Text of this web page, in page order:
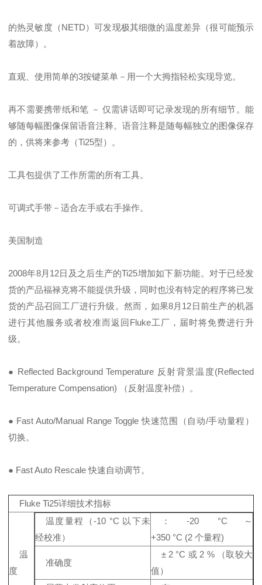
的热灵敏度（NETD）可发现极其细微的温度差异（很可能预示
着故障）。
直观、使用简单的3按键菜单－用一个大拇指轻松实现导览。
再不需要携带纸和笔 － 仅需讲话即可记录发现的所有细节。能
够随每幅图像保留语音注释。语音注释是随每幅独立的图像保存
的，供将来参考（Ti25型）。
工具包提供了工作所需的所有工具。
可调式手带－适合左手或右手操作。
美国制造
2008年8月12日及之后生产的Ti25增加如下新功能。对于已经发
货的产品福禄克将不能提供升级，同时也没有特定的程序将已发
货的产品召回工厂进行升级。然而，如果8月12日前生产的机器
进行其他服务或者校准而返回Fluke工厂，届时将免费进行升
级。
● Reflected Background Temperature 反射背景温度(Reflected
Temperature Compensation) （反射温度补偿）。
● Fast Auto/Manual Range Toggle 快速范围（自动/手动量程）
切换。
● Fast Auto Rescale 快速自动调节。
Fluke Ti25详细技术指标
温
度
温度量程（-10 °C 以下未
经校准）
：-20 °C～
+350 °C (2 个量程)
准确度
± 2 °C 或 2 % （取较大
值）